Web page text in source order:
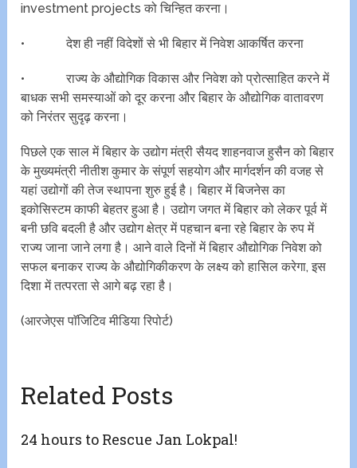
investment projects को चिन्हित करना।
• देश ही नहीं विदेशों से भी बिहार में निवेश आकर्षित करना
• राज्य के औद्योगिक विकास और निवेश को प्रोत्साहित करने में
बाधक सभी समस्याओं को दूर करना और बिहार के औद्योगिक वातावरण
को निरंतर सुदृढ़ करना।
पिछले एक साल में बिहार के उद्योग मंत्री सैयद शाहनवाज हुसैन को बिहार
के मुख्यमंत्री नीतीश कुमार के संपूर्ण सहयोग और मार्गदर्शन की वजह से
यहां उद्योगों की तेज स्थापना शुरु हुई है। बिहार में बिजनेस का
इकोसिस्टम काफी बेहतर हुआ है। उद्योग जगत में बिहार को लेकर पूर्व में
बनी छवि बदली है और उद्योग क्षेत्र में पहचान बना रहे बिहार के रुप में
राज्य जाना जाने लगा है। आने वाले दिनों में बिहार औद्योगिक निवेश को
सफल बनाकर राज्य के औद्योगिकीकरण के लक्ष्य को हासिल करेगा, इस
दिशा में तत्परता से आगे बढ़ रहा है।
(आरजेएस पाॅजिटिव मीडिया रिपोर्ट)
Related Posts
24 hours to Rescue Jan Lokpal!